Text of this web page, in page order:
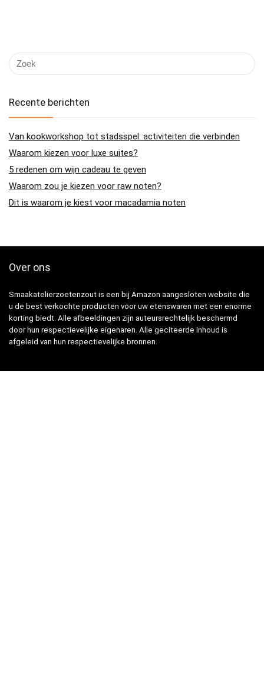
Recente berichten
Van kookworkshop tot stadsspel: activiteiten die verbinden
Waarom kiezen voor luxe suites?
5 redenen om wijn cadeau te geven
Waarom zou je kiezen voor raw noten?
Dit is waarom je kiest voor macadamia noten
Over ons
Smaakatelierzoetenzout is een bij Amazon aangesloten website die
u de best verkochte producten voor uw etenswaren met een enorme
korting biedt. Alle afbeeldingen zijn auteursrechtelijk beschermd
door hun respectievelijke eigenaren. Alle geciteerde inhoud is
afgeleid van hun respectievelijke bronnen.